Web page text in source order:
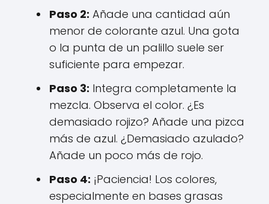
Paso 2: Añade una cantidad aún
menor de colorante azul. Una gota
o la punta de un palillo suele ser
suficiente para empezar.
Paso 3: Integra completamente la
mezcla. Observa el color. ¿Es
demasiado rojizo? Añade una pizca
más de azul. ¿Demasiado azulado?
Añade un poco más de rojo.
Paso 4: ¡Paciencia! Los colores,
especialmente en bases grasas